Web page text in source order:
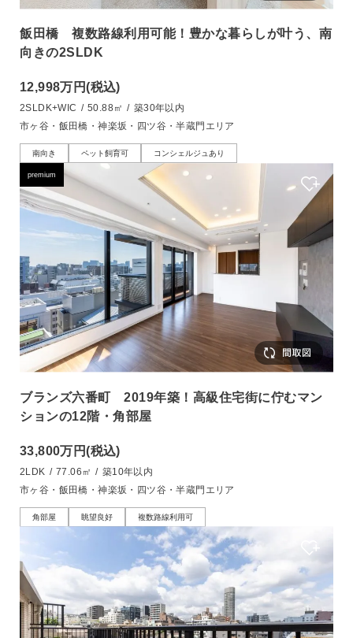
飯田橋 複数路線利用可能！豊かな暮らしが叶う、南
向きの2SLDK
12,998万円(税込)
2SLDK+WIC / 50.88㎡ / 築30年以内
市ヶ谷・飯田橋・神楽坂・四ツ谷・半蔵門エリア
南向き ペット飼育可 コンシェルジュあり
premium
ブランズ六番町 2019年築！高級住宅街に佇むマン
ションの12階・角部屋
33,800万円(税込)
2LDK / 77.06㎡ / 築10年以内
市ヶ谷・飯田橋・神楽坂・四ツ谷・半蔵門エリア
角部屋 眺望良好 複数路線利用可